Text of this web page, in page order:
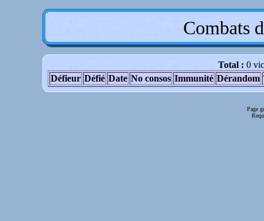
Combats
Total : 0
Défieur Défié Date No consos Immunité Dérandom
Page